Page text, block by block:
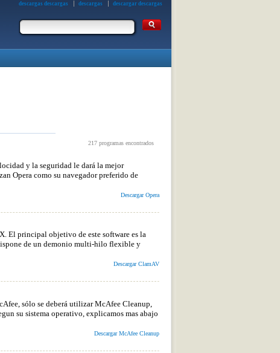
descargas descargas descargas descargar descargas
217 programas encontrados
y la seguridad le dará la mejor
Opera como su navegador preferido de
Descargar Opera
El principal objetivo de este software es la
de un demonio multi-hilo flexible y
Descargar ClamAV
sólo se deberá utilizar McAfee Cleanup,
su sistema operativo, explicamos mas abajo
Descargar McAfee Cleanup